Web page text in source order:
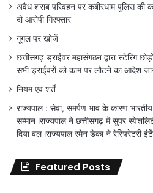
अवैध शराब परिवहन पर कबीरधाम पुलिस की
दो आरोपी गिरफ्तार
गूगल पर खोजें
छत्तीसगढ़ ड्राईवर महासंगठन द्वारा स्टेरिंग
सभी ड्राईवरों को काम पर लौटने का आदेश
नियम एवं शर्ते
राज्यपाल : सेवा, समर्पण भाव के कारण
सम्मान lराज्यपाल ने छत्तीसगढ़ में सुपर
दिया बल lराज्यपाल रमेन डेका ने रेस्पिरेटरी
Featured Posts